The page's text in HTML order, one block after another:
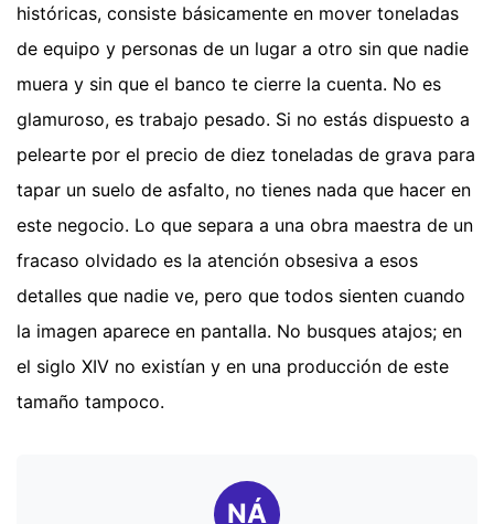
históricas, consiste básicamente en mover toneladas
de equipo y personas de un lugar a otro sin que nadie
muera y sin que el banco te cierre la cuenta. No es
glamuroso, es trabajo pesado. Si no estás dispuesto a
pelearte por el precio de diez toneladas de grava para
tapar un suelo de asfalto, no tienes nada que hacer en
este negocio. Lo que separa a una obra maestra de un
fracaso olvidado es la atención obsesiva a esos
detalles que nadie ve, pero que todos sienten cuando
la imagen aparece en pantalla. No busques atajos; en
el siglo XIV no existían y en una producción de este
tamaño tampoco.
NÁ